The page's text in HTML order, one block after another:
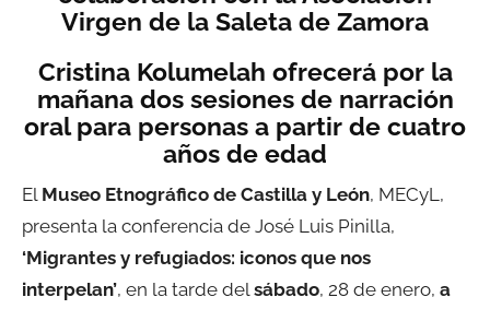
Virgen de la Saleta de Zamora
Cristina Kolumelah ofrecerá por la
mañana dos sesiones de narración
oral para personas a partir de cuatro
años de edad
El Museo Etnográfico de Castilla y León, MECyL,
presenta la conferencia de José Luis Pinilla,
‘Migrantes y refugiados: iconos que nos
interpelan’, en la tarde delsábado, 28 de enero, a